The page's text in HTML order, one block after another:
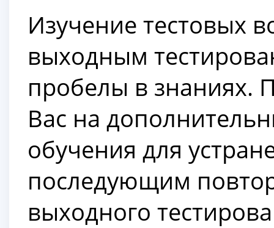
Изучение тестовых
выходным
пробелы в знаниях.
Вас на
обучения для
последующим
выходного